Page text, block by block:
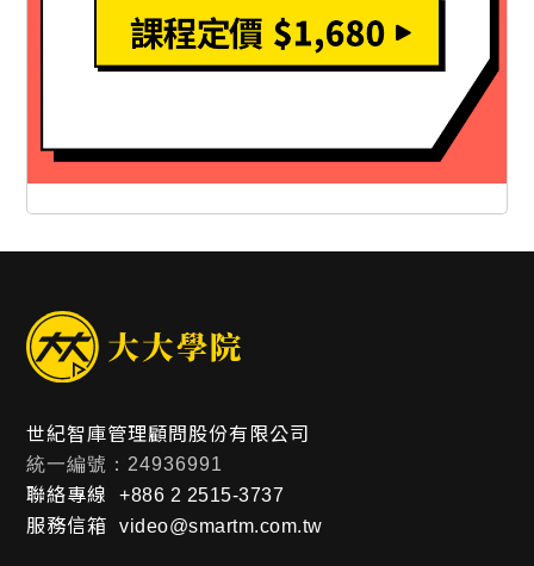
世紀智庫管理顧問股份有限公司
統一編號：24936991
聯絡專線 +886 2 2515-3737
服務信箱 video@smartm.com.tw